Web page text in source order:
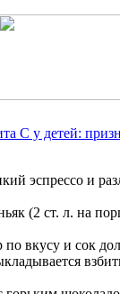
C у детей:
эспрессо и
(2 ст. л. на
по вкусу и сок